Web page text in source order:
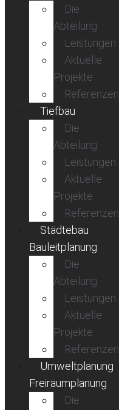
Die
Abteilung
Leistungen
Aktuelle
Projekte
Referenzen
Tiefbau
Die
Abteilung
Leistungen
Aktuelle
Projekte
Referenzen
Städtebau
Bauleitplanung
Die
Abteilung
Leistungen
Aktuelle
Projekte
Referenzen
Umweltplanung
Freiraumplanung
Die